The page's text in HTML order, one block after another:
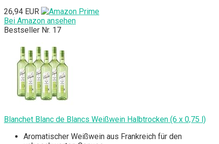
26,94 EUR
Bei Amazon ansehen
Bestseller Nr. 17
Blanchet Blanc de Blancs Weißwein Halbtrocken (6 x 0,75 l)
Aromatischer Weißwein aus Frankreich für den